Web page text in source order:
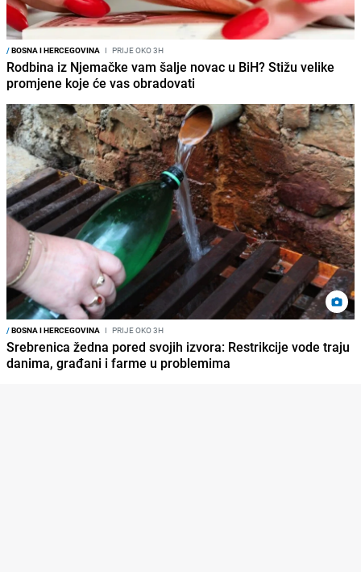
/BOSNA I HERCEGOVINA I PRIJE OKO 3H
Rodbina iz Njemačke vam šalje novac u BiH? Stižu velike
promjene koje će vas obradovati
/BOSNA I HERCEGOVINA I PRIJE OKO 3H
Srebrenica žedna pored svojih izvora: Restrikcije vode traju
danima, građani i farme u problemima